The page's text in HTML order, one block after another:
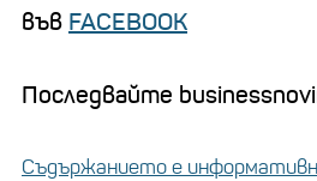
във FACEBOOK
Последвайте
Съдържанието е